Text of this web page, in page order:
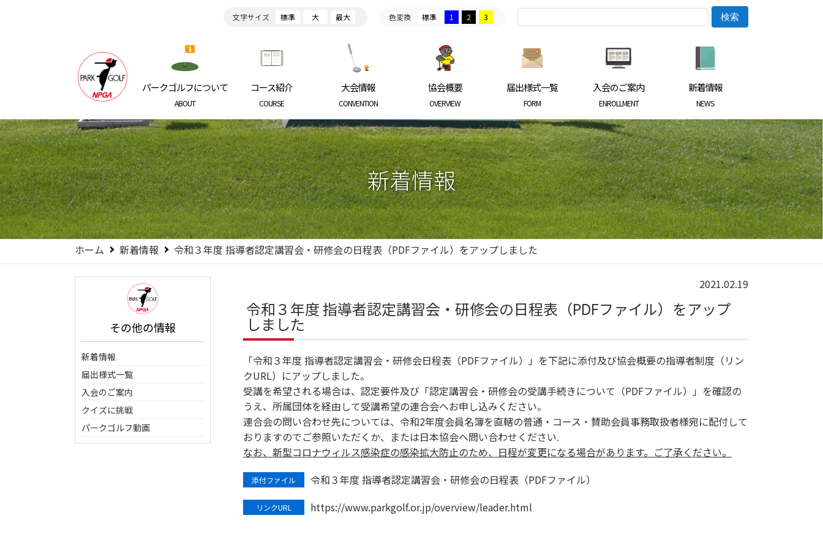
文字サイズ 標準 大 最大 色変換 標準 1 2 3
日本パークゴルフ協会 NIPPON PARKGOLF ASSOCIATION
パークゴルフについて
ABOUT
コース紹介
COURSE
大会情報
CONVENTION
協会概要
OVERVIEW
届出様式一覧
FORM
入会のご案内
ENROLLMENT
新着情報
NEWS
新着情報
ホーム 新着情報 令和３年度 指導者認定講習会・研修会の日程表（PDFファイル）をアップしました
その他の情報
新着情報
届出様式一覧
入会のご案内
クイズに挑戦
パークゴルフ動画
2021.02.19
令和３年度 指導者認定講習会・研修会の日程表（PDFファイル）をアップ
しました
「令和３年度 指導者認定講習会・研修会日程表（PDFファイル）」を下記に添付及び協会概要の指導者制度（リン
クURL）にアップしました。
受講を希望される場合は、認定要件及び「認定講習会・研修会の受講手続きについて（PDFファイル）」を確認の
うえ、所属団体を経由して受講希望の連合会へお申し込みください。
連合会の問い合わせ先については、令和2年度会員名簿を直轄の普通・コース・賛助会員事務取扱者様宛に配付して
おりますのでご参照いただくか、または日本協会へ問い合わせください.
なお、新型コロナウィルス感染症の感染拡大防止のため、日程が変更になる場合があります。ご了承ください。
添付ファイル 令和３年度 指導者認定講習会・研修会の日程表（PDFファイル）
リンクURL https://www.parkgolf.or.jp/overview/leader.html